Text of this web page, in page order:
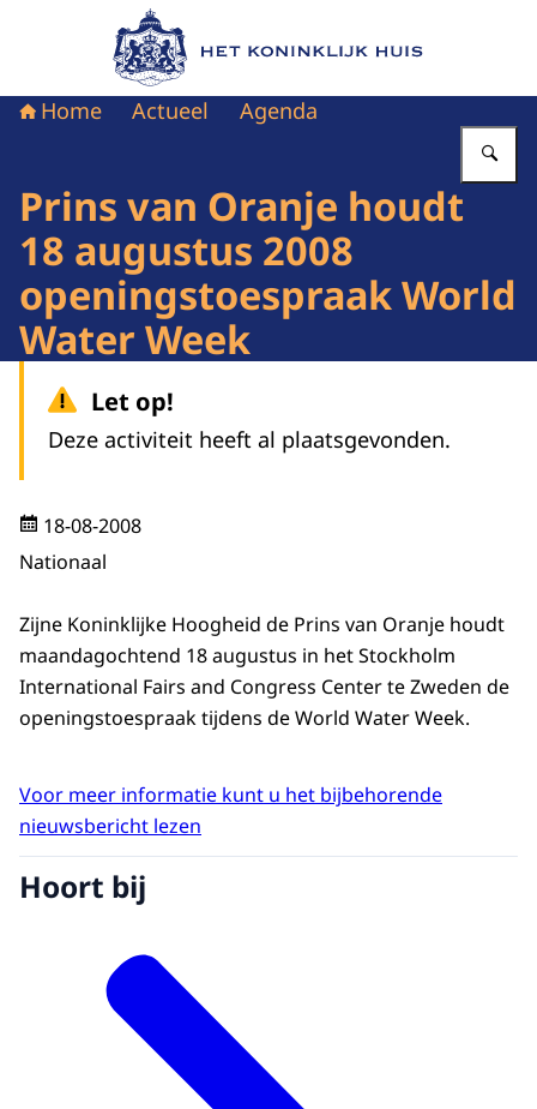
Naar de homepage van Het Koninklijk Huis
Home Actueel Agenda
Prins van Oranje houdt
18 augustus 2008
openingstoespraak World
Water Week
Let op!
Deze activiteit heeft al plaatsgevonden.
18-08-2008
Nationaal
Zijne Koninklijke Hoogheid de Prins van Oranje houdt
maandagochtend 18 augustus in het Stockholm
International Fairs and Congress Center te Zweden de
openingstoespraak tijdens de World Water Week.
Voor meer informatie kunt u het bijbehorende
nieuwsbericht lezen
Hoort bij